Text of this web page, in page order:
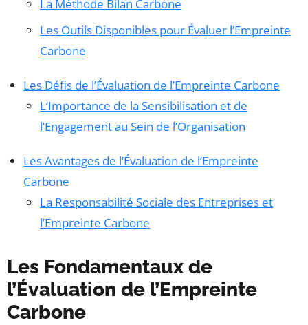
La Méthode Bilan Carbone
Les Outils Disponibles pour Évaluer l’Empreinte
Carbone
Les Défis de l’Évaluation de l’Empreinte Carbone
L’Importance de la Sensibilisation et de
l’Engagement au Sein de l’Organisation
Les Avantages de l’Évaluation de l’Empreinte
Carbone
La Responsabilité Sociale des Entreprises et
l’Empreinte Carbone
Les Fondamentaux de
l’Évaluation de l’Empreinte
Carbone